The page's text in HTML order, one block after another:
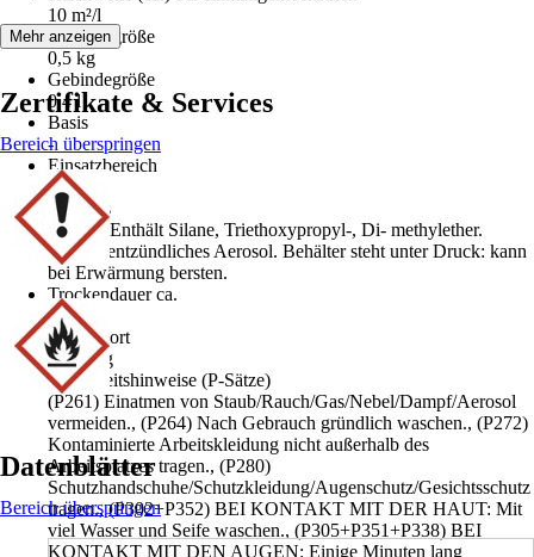
10 m²/l
Gebindegröße
0,5 kg
Gebindegröße
0,4 l
Basis
-
Einsatzbereich
Außen
Hinweis
Gefahr: Enthält Silane, Triethoxypropyl-, Di- methylether.
Extrem entzündliches Aerosol. Behälter steht unter Druck: kann
bei Erwärmung bersten.
Trockendauer ca.
3 h
Signalwort
Achtung
Sicherheitshinweise (P-Sätze)
(P261) Einatmen von Staub/Rauch/Gas/Nebel/Dampf/Aerosol
vermeiden., (P264) Nach Gebrauch gründlich waschen., (P272)
Kontaminierte Arbeitskleidung nicht außerhalb des
Arbeitsplatzes tragen., (P280)
Schutzhandschuhe/Schutzkleidung/Augenschutz/Gesichtsschutz
tragen., (P302+P352) BEI KONTAKT MIT DER HAUT: Mit
viel Wasser und Seife waschen., (P305+P351+P338) BEI
KONTAKT MIT DEN AUGEN: Einige Minuten lang
Mehr anzeigen
Zertifikate & Services
Bereich überspringen
Datenblätter
Bereich überspringen